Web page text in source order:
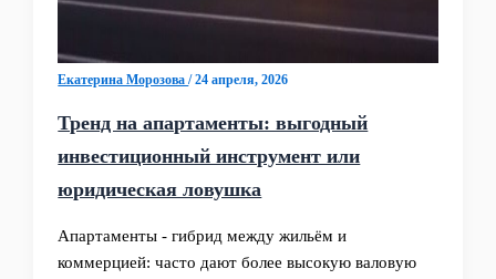
Екатерина Морозова/24 апреля, 2026
Тренд на апартаменты: выгодный
инвестиционный инструмент или
юридическая ловушка
Апартаменты - гибрид между жильём и
коммерцией: часто дают более высокую валовую